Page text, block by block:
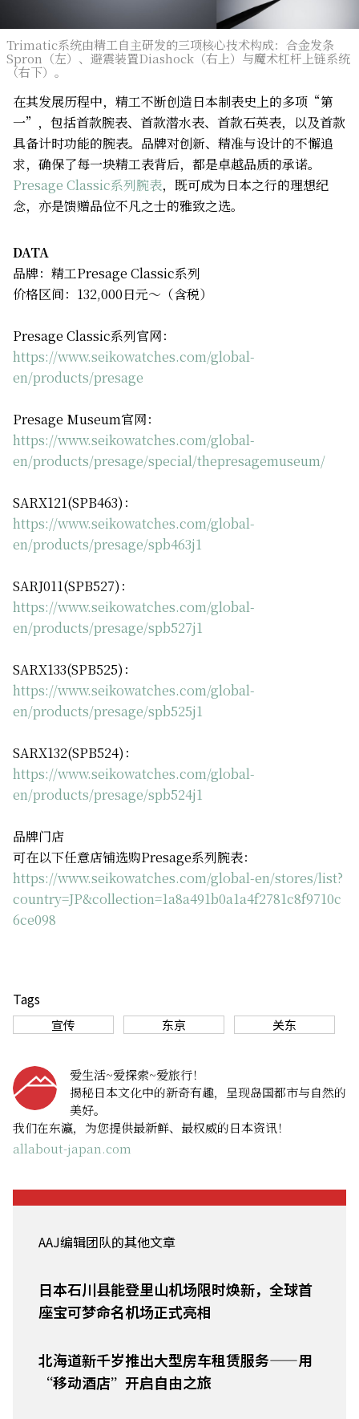
Trimatic系统由精工自主研发的三项核心技术构成：合金发条
Spron（左）、避震装置Diashock（右上）与魔术杠杆上链系统
（右下）。
在其发展历程中，精工不断创造日本制表史上的多项“第
一”，包括首款腕表、首款潜水表、首款石英表，以及首款
具备计时功能的腕表。品牌对创新、精准与设计的不懈追
求，确保了每一块精工表背后，都是卓越品质的承诺。
Presage Classic系列腕表，既可成为日本之行的理想纪
念，亦是馈赠品位不凡之士的雅致之选。
DATA
品牌：精工Presage Classic系列
价格区间：132,000日元～（含税）
Presage Classic系列官网：
https://www.seikowatches.com/global-
en/products/presage
Presage Museum官网：
https://www.seikowatches.com/global-
en/products/presage/special/thepresagemuseum/
SARX121(SPB463)：
https://www.seikowatches.com/global-
en/products/presage/spb463j1
SARJ011(SPB527)：
https://www.seikowatches.com/global-
en/products/presage/spb527j1
SARX133(SPB525)：
https://www.seikowatches.com/global-
en/products/presage/spb525j1
SARX132(SPB524)：
https://www.seikowatches.com/global-
en/products/presage/spb524j1
品牌门店
可在以下任意店铺选购Presage系列腕表：
https://www.seikowatches.com/global-en/stores/list?
country=JP&collection=1a8a491b0a1a4f2781c8f9710c
6ce098
Tags
宣传 东京 关东
爱生活~爱探索~爱旅行！
揭秘日本文化中的新奇有趣，呈现岛国都市与自然的
美好。
我们在东瀛，为您提供最新鲜、最权威的日本资讯！
allabout-japan.com
AAJ编辑团队的其他文章
日本石川县能登里山机场限时焕新，全球首
座宝可梦命名机场正式亮相
北海道新千岁推出大型房车租赁服务——用
“移动酒店”开启自由之旅